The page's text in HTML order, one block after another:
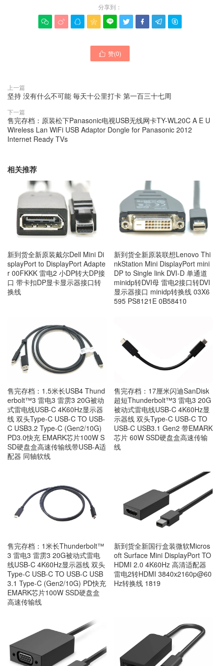
分享到：
        
 赞(0)
上一篇
坚持 没有什么不可能 毎天十公里打卡 第一百三十七周
下一篇
售完存档：原装松下Panasonic电视USB无线网卡TY-WL20C A E U
Wireless Lan WiFi USB Adaptor Dongle for Panasonic 2012
Internet Ready TVs
相关推荐
新到货全新原装戴尔Dell Mini Di
splayPort to DisplayPort Adapte
r 00FKKK 雷电2 小DP转大DP接
口 带卡扣DP显卡显示器接口转
换线
新到货全新原装联想Lenovo Thi
nkStation Mini DisplayPort mini
DP to Single link DVI-D 单通道
minidp转DVI母 雷电2接口转DVI
显示器接口 minidp转换线 03X6
595 PS8121E 0B58410
售完存档：1.5米长USB4 Thund
erbolt™3 雷电3 雷雳3 20G被动
式雷电线USB-C 4K60Hz显示器
线 双头Type-C USB-C TO USB-
C USB3.2 Type-C (Gen2/10G)
PD3.0快充 EMARK芯片100W S
SD硬盘盒高速传输线带USB-A适
配器 同轴软线
售完存档：17厘米闪迪SanDisk
超短Thunderbolt™3 雷电3 20G
被动式雷电线USB-C 4K60Hz显
示器线 双头Type-C USB-C TO
USB-C USB3.1 Gen2 带EMARK
芯片 60W SSD硬盘盒高速传输
线
售完存档：1米长Thunderbolt™
3 雷电3 雷雳3 20G被动式雷电
线USB-C 4K60Hz显示器线 双头
Type-C USB-C TO USB-C USB
3.1 Type-C (Gen2/10G) PD快充
EMARK芯片100W SSD硬盘盒
高速传输线
新到货全新国行盒装微软Micros
oft Surface Mini DisplayPort TO
HDMI 2.0 4K60Hz 高清适配器
雷电2转HDMI 3840x2160p@60
Hz转换线 1819